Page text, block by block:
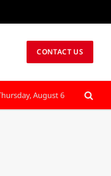
CONTACT US
August 6